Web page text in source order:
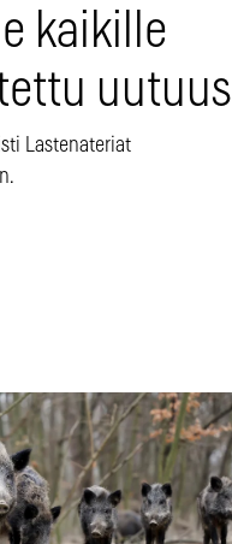
kaikille
uutuus
Lastenateriat